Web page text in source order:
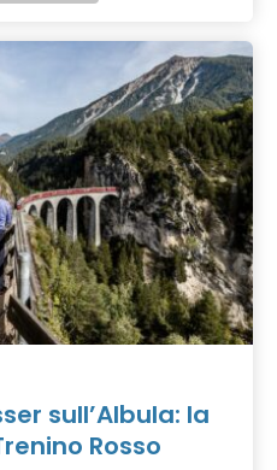
sull’Albula: la
Rosso